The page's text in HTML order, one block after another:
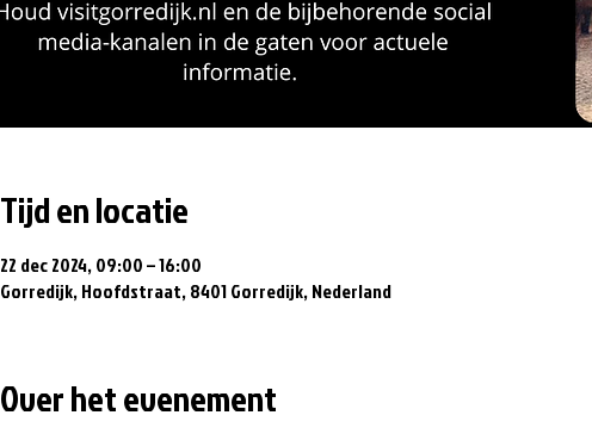
Tijd en locatie
22 dec 2024, 09:00 – 16:00
Gorredijk, Hoofdstraat, 8401 Gorredijk, Nederland
Over het evenement